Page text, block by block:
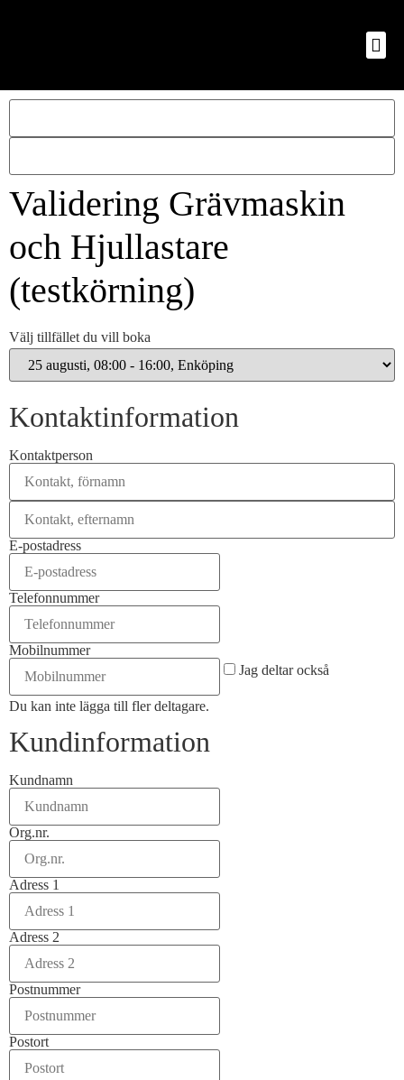
Validering Grävmaskin
och Hjullastare
(testkörning)
Välj tillfället du vill boka
Kontaktinformation
Kontaktperson
E-postadress
Telefonnummer
Mobilnummer
Jag deltar också
Du kan inte lägga till fler deltagare.
Kundinformation
Kundnamn
Org.nr.
Adress 1
Adress 2
Postnummer
Postort